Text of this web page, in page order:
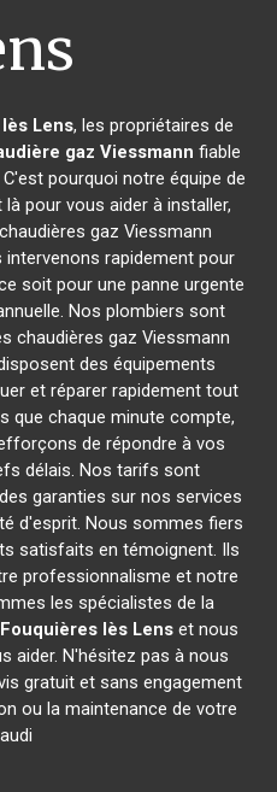
Lens, les propriétaires de
gaz Viessmann fiable
pourquoi notre équipe de
pour vous aider à installer,
gaz Viessmann
intervenons rapidement pour
soit pour une panne urgente
Nos plombiers sont
chaudières gaz Viessmann
des équipements
et réparer rapidement tout
que chaque minute compte,
de répondre à vos
délais. Nos tarifs sont
garanties sur nos services
d'esprit. Nous sommes fiers
satisfaits en témoignent. Ils
professionnalisme et notre
les spécialistes de la
Fouquières lès Lens et nous
aider. N'hésitez pas à nous
gratuit et sans engagement
ou la maintenance de votre